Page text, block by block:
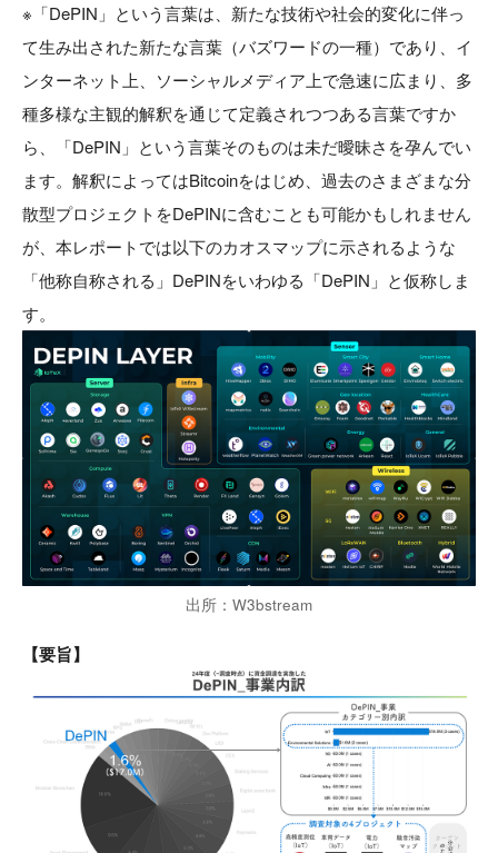
※「DePIN」という言葉は、新たな技術や社会的変化に伴っ
て生み出された新たな言葉（バズワードの一種）であり、イ
ンターネット上、ソーシャルメディア上で急速に広まり、多
種多様な主観的解釈を通じて定義されつつある言葉ですか
ら、「DePIN」という言葉そのものは未だ曖昧さを孕んでい
ます。解釈によってはBitcoinをはじめ、過去のさまざまな分
散型プロジェクトをDePINに含むことも可能かもしれません
が、本レポートでは以下のカオスマップに示されるような
「他称自称される」DePINをいわゆる「DePIN」と仮称しま
す。
出所：W3bstream
【要旨】